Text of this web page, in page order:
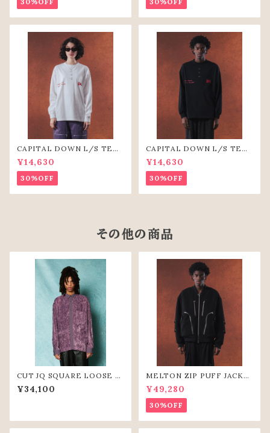
CAPITAL DOWN L/S TEE
（WHT）
¥14,630
30%OFF
CAPITAL DOWN L/S TEE
(BLK)
¥14,630
30%OFF
その他の商品
CUT JQ SQUARE LOOSE S
HIRTS (PPL)
¥34,100
MELTON ZIP PUFF JACKE
T
¥49,280
30%OFF